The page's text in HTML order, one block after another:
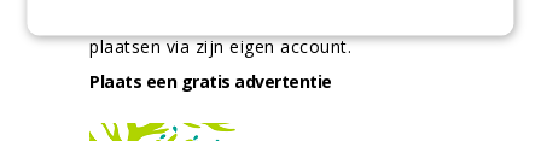
plaatsen via zijn eigen account.
Plaats een gratis advertentie